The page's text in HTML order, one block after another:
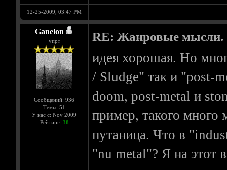
12-25-2009, 03:47 PM
Ganelon
упрт
Сообщений: 936
Темы: 51
У нас с: Nov 2009
Рейтинг: 38
RE: Жанровые мысли.
идея хорошая. Но
/ Sludge" так и "post-
doom, post-metal и
пример, такого
путаница. Что в
"nu metal"? Я на этот